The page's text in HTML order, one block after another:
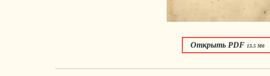
Открыть PDF 13.5 Мб